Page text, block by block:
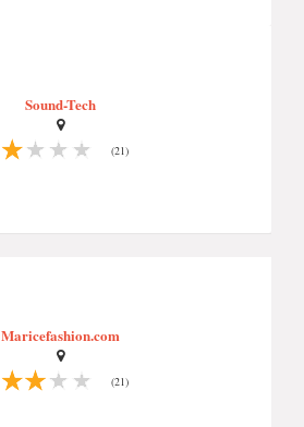
Sound-Tech
(21)
Maricefashion.com
(21)